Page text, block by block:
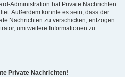
Administration hat Private Nachrichten
Außerdem könnte es sein, dass der
Nachrichten zu verschicken, entzogen
um weitere Informationen zu
Private Nachrichten!